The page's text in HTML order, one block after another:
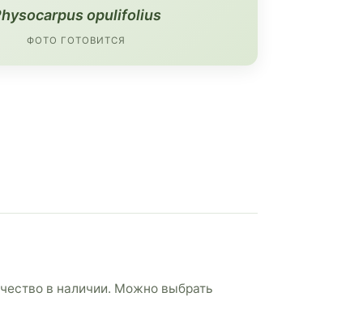
opulifolius
ФОТО ГОТОВИТСЯ
в наличии. Можно выбрать